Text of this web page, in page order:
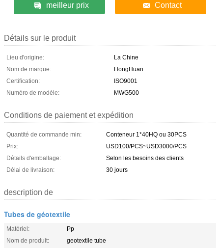
meilleur prix Contact
Détails sur le produit
Lieu d'origine:
La Chine
Nom de marque:
HongHuan
Certification:
ISO9001
Numéro de modèle:
MWG500
Conditions de paiement et expédition
Quantité de commande min:
Conteneur 1*40HQ ou 30PCS
Prix:
USD100/PCS~USD3000/PCS
Détails d'emballage:
Selon les besoins des clients
Délai de livraison:
30 jours
description de
Tubes de géotextile
Matériel:
Pp
Nom de produit:
geotextile tube